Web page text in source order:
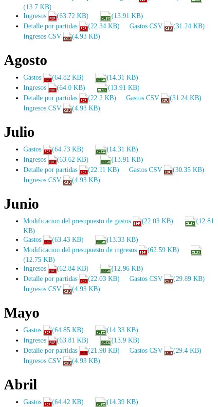
(13.7 KB)
Ingresos
(63.72 KB)
(13.91 KB)
Detalle por partidas
(22.34 KB) Gastos CSV
(31.24 KB)
Ingresos CSV
(4.93 KB)
Agosto
Gastos (64.82 KB)
(14.31 KB)
Ingresos
(64.0 KB)
(13.91 KB)
Detalle por partidas
(22.2 KB) Gastos CSV
(31.24 KB)
Ingresos CSV
(4.93 KB)
Julio
Gastos (64.73 KB)
(14.31 KB)
Ingresos
(63.62 KB)
(13.91 KB)
Detalle por partidas
(22.11 KB) Gastos CSV
(30.35 KB)
Ingresos CSV
(4.93 KB)
Junio
Modificacion del presupuesto de gastos (22.03 KB)
(12.81
KB)
Gastos
(63.43 KB)
(13.33 KB)
Modificacion del presupuesto de ingresos
(62.59 KB)
(12.75 KB)
Ingresos
(62.84 KB)
(12.96 KB)
Detalle por partidas
(22.03 KB) Gastos CSV
(29.89 KB)
Ingresos CSV
(4.93 KB)
Mayo
Gastos (64.85 KB)
(14.33 KB)
Ingresos
(63.81 KB)
(13.9 KB)
Detalle por partidas
(21.98 KB) Gastos CSV
(29.4 KB)
Ingresos CSV
(4.93 KB)
Abril
Gastos (64.42 KB)
(14.39 KB)